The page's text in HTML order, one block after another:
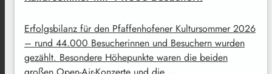
Erfolgsbilanz für den Pfaffenhofener Kultursommer 2026
– rund 44.000 Besucherinnen und Besuchern wurden
gezählt. Besondere Höhepunkte waren die beiden